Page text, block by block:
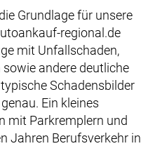
Grundlage für unsere
regional.de
mit Unfallschaden,
andere deutliche
Schadensbilder
Ein kleines
mit Parkremplern und
Jahren Berufsverkehr in